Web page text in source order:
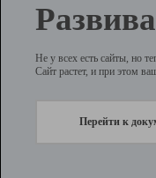
Не у всех есть сайты, но
Сайт растет, и при этом
Перейти к